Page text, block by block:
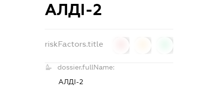
АЛДІ-2
riskFactors.title
dossier.fullName:
АЛДІ-2